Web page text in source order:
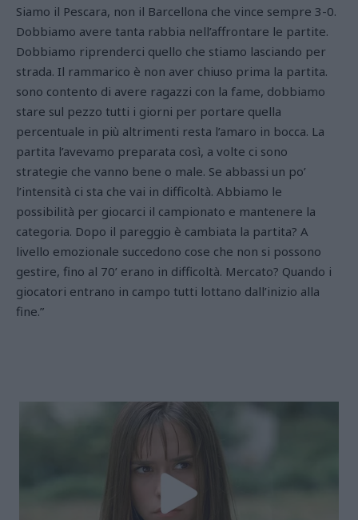
Siamo il Pescara, non il Barcellona che vince sempre 3-0.
Dobbiamo avere tanta rabbia nell’affrontare le partite.
Dobbiamo riprenderci quello che stiamo lasciando per
strada. Il rammarico è non aver chiuso prima la partita.
sono contento di avere ragazzi con la fame, dobbiamo
stare sul pezzo tutti i giorni per portare quella
percentuale in più altrimenti resta l’amaro in bocca. La
partita l’avevamo preparata così, a volte ci sono
strategie che vanno bene o male. Se abbassi un po’
l’intensità ci sta che vai in difficoltà. Abbiamo le
possibilità per giocarci il campionato e mantenere la
categoria. Dopo il pareggio è cambiata la partita? A
livello emozionale succedono cose che non si possono
gestire, fino al 70’ erano in difficoltà. Mercato? Quando i
giocatori entrano in campo tutti lottano dall’inizio alla
fine.”